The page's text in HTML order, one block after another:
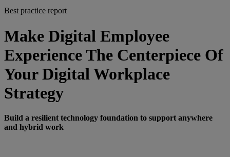
Best practice report
Make Digital Employee
Experience The Centerpiece Of
Your Digital Workplace
Strategy
Build a resilient technology foundation to support anywhere
and hybrid work